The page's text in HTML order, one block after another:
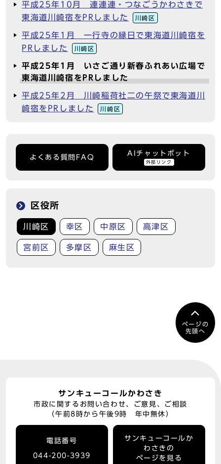
平成25年10月 連連連・つなごうかわさきで
東海道川崎宿をPRしました
川崎区
平成25年1月 一行寺の縁日で東海道川崎宿を
PRしました
川崎区
平成25年1月 いさご通り新春ふれあい広場で
東海道川崎宿をPRしました
平成25年2月 川崎稲荷社二の午祭で東海道川
崎宿をPRしました
川崎区
よくある質問FAQ
AIチャットボット
外部リンク
区役所
川崎区 幸区 中原区 高津区
宮前区 多摩区 麻生区
ページの
先頭へ
サンキューコールかわさき
市政に関するお問い合わせ、ご意見、ご相談
（午前8時から午後9時 年中無休）
電話番号
044-200-3939
サンキューコールか
わさきの
ページを見る